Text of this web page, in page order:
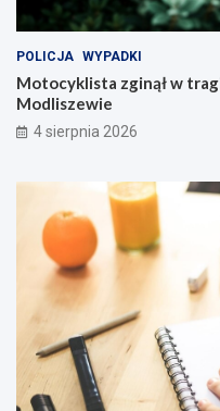
POLICJA WYPADKI
Motocyklista zginął w
Modliszewie
4 sierpnia 2026